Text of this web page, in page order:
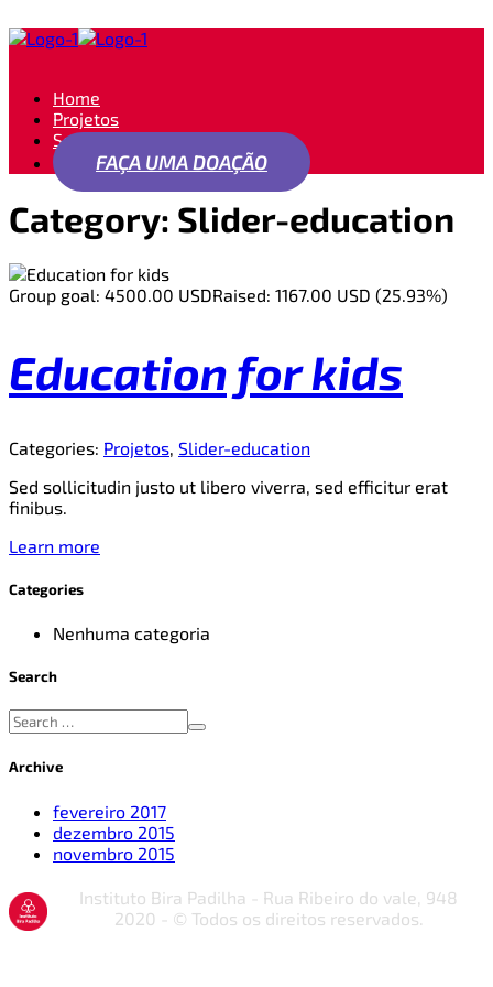
Home
Projetos
Seja um apoiador
FAÇA UMA DOAÇÃO
Category: Slider-education
Group goal: 4500.00 USDRaised: 1167.00 USD (25.93%)
Education for kids
Categories: Projetos Slider-education
Sed sollicitudin justo ut libero viverra, sed efficitur erat
finibus.
Learn more
Categories
Nenhuma categoria
Search
Archive
fevereiro 2017
dezembro 2015
novembro 2015
Instituto Bira Padilha - Rua Ribeiro do vale, 948
2020 - © Todos os direitos reservados.